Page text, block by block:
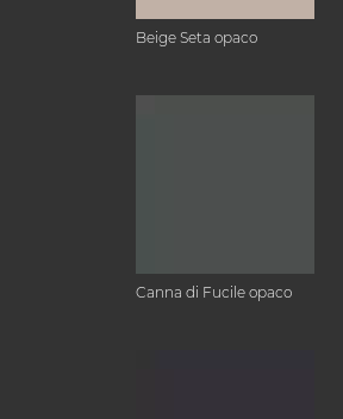
Beige Seta opaco
Canna di Fucile opaco